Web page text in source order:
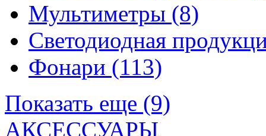
Мультиметры (8)
Светодиодная
Фонари (113)
Показать еще (9)
АКСЕССУАРЫ